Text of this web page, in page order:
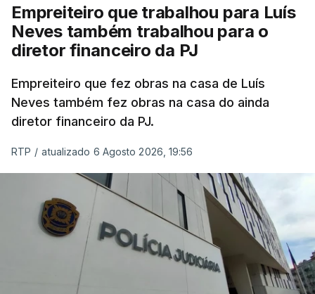
Empreiteiro que trabalhou para Luís
Neves também trabalhou para o
diretor financeiro da PJ
Empreiteiro que fez obras na casa de Luís
Neves também fez obras na casa do ainda
diretor financeiro da PJ.
RTP / atualizado 6 Agosto 2026, 19:56